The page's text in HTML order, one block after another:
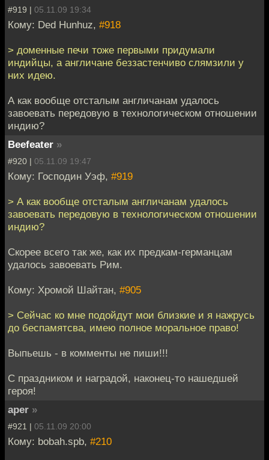
#919 | 05.11.09 19:34
Кому: Ded Hunhuz, #918
> доменные печи тоже первыми придумали
индийцы, а англичане беззастенчиво слямзили у
них идею.
А как вообще отсталым англичанам удалось
завоевать передовую в технологическом отношении
индию?
Beefeater »
#920 | 05.11.09 19:47
Кому: Господин Уэф, #919
> А как вообще отсталым англичанам удалось
завоевать передовую в технологическом отношении
индию?
Скорее всего так же, как их предкам-германцам
удалось завоевать Рим.
Кому: Хромой Шайтан, #905
> Сейчас ко мне подойдут мои близкие и я нажрусь
до беспамятсва, имею полное моральное право!
Выпьешь - в комменты не пиши!!!
С праздником и наградой, наконец-то нашедшей
героя!
aper »
#921 | 05.11.09 20:00
Кому: bobah.spb, #210